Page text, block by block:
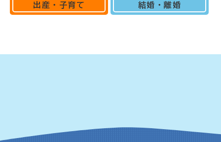
出産・子育て 結婚・離婚